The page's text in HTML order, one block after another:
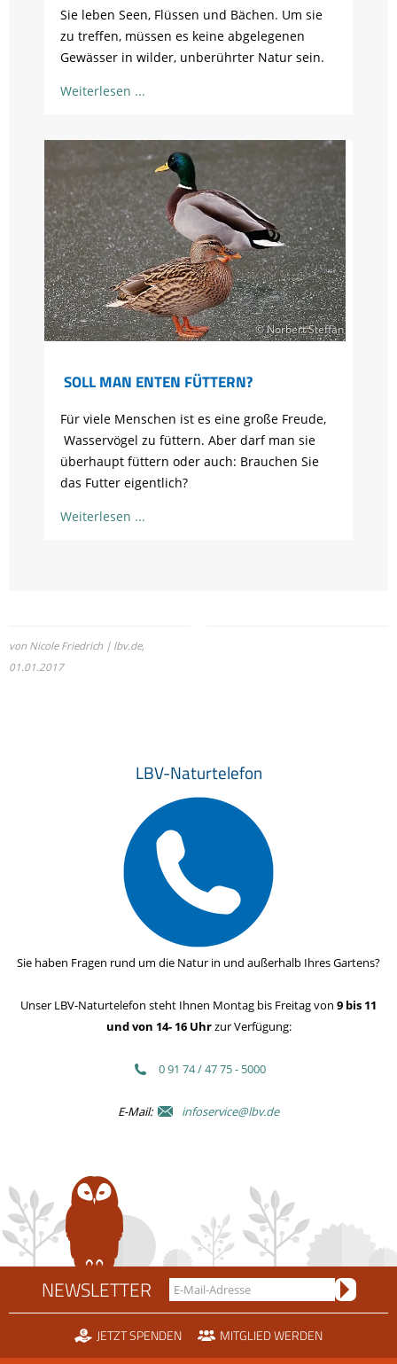
Sie leben Seen, Flüssen und Bächen. Um sie
zu treffen, müssen es keine abgelegenen
Gewässer in wilder, unberührter Natur sein.
Weiterlesen
© Norbert Steffan
SOLL MAN ENTEN FÜTTERN?
Für viele Menschen ist es eine große Freude,
Wasservögel zu füttern. Aber darf man sie
überhaupt füttern oder auch: Brauchen Sie
das Futter eigentlich?
Weiterlesen
von Nicole Friedrich | lbv.de,
01.01.2017
LBV-Naturtelefon
Sie haben Fragen rund um die Natur in und außerhalb Ihres Gartens?
Unser LBV-Naturtelefon steht Ihnen Montag bis Freitag von 9 bis 11
und von 14- 16 Uhrzur Verfügung:
0 91 74 / 47 75 - 5000
E-Mail: infoservice@lbv.de
NEWSLETTER
JETZT SPENDEN MITGLIED WERDEN